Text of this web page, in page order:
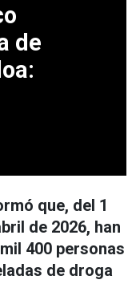
de
que, del 1
de 2026, han
400 personas
de droga